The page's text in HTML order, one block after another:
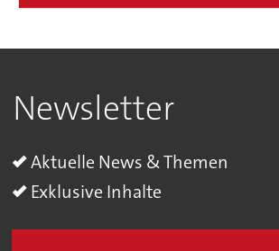
Newsletter
Aktuelle News & Themen
Exklusive Inhalte